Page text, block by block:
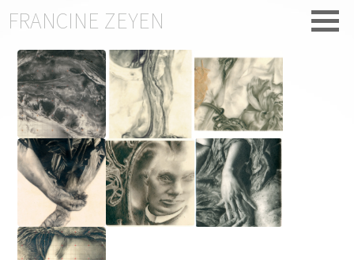
FRANCINE ZEYEN